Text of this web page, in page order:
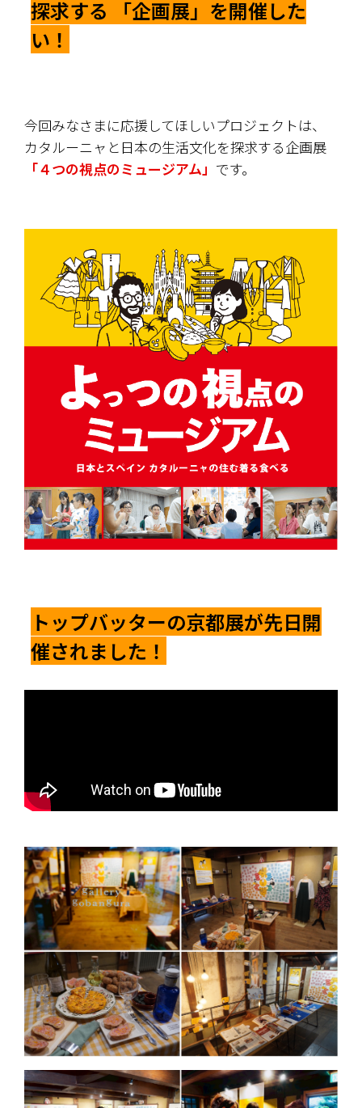
探求する 「企画展」を開催した
い！
今回みなさまに応援してほしいプロジェクトは、
カタルーニャと日本の生活文化を探求する企画展
「４つの視点のミュージアム」 です。
トップバッターの京都展が先日開
催されました！